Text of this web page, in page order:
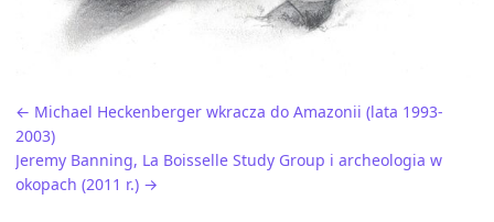
← Michael Heckenberger wkracza do Amazonii (lata 1993-
2003)
Jeremy Banning, La Boisselle Study Group i archeologia w
okopach (2011 r.) →